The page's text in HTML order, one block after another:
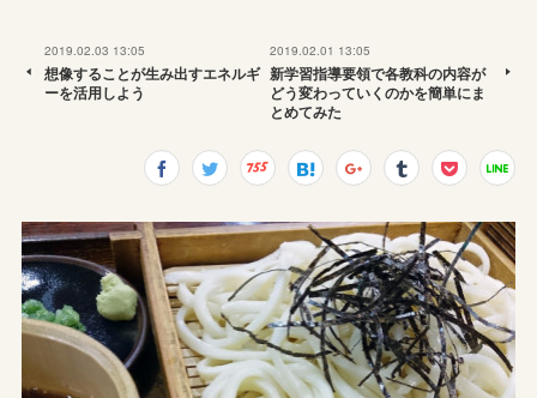
2019.02.03 13:05
想像することが生み出すエネルギ
ーを活用しよう
2019.02.01 13:05
新学習指導要領で各教科の内容が
どう変わっていくのかを簡単にま
とめてみた